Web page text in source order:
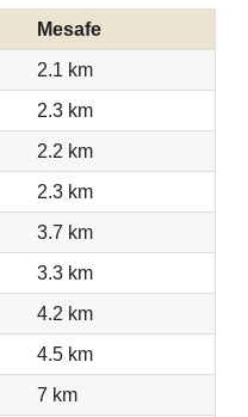
Mesafe
2.1 km
2.3 km
2.2 km
2.3 km
3.7 km
3.3 km
4.2 km
4.5 km
7 km